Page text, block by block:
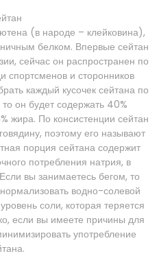
(в народе – клейковина),
белком. Впервые сейтан
сейчас он распространен по
спортсменов и сторонников
каждый кусочек сейтана по
он будет содержать 40%
жира. По консистенции сейтан
поэтому его называют
порция сейтана содержит
потребления натрия, в
вы занимаетесь бегом, то
водно-солевой
соли, которая теряется
если вы имеете причины для
употребление